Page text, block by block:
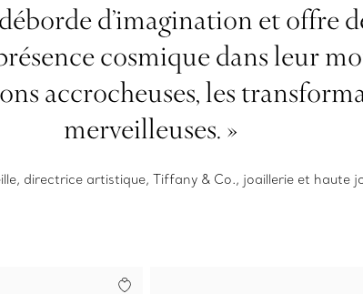
d’imagination et offre
cosmique dans leur
accrocheuses, les
merveilleuses. »
directrice artistique, Tiffany & Co., joaillerie et haute